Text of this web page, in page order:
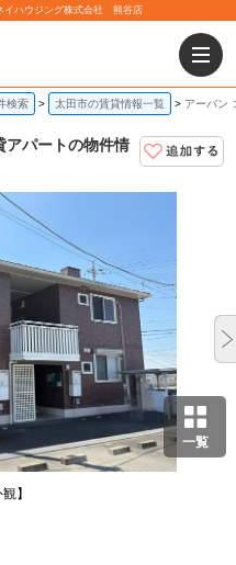
イハウジング株式会社 熊谷店
検索 太田市の賃貸情報一覧 アーバン
アパートの物件情
一覧
】